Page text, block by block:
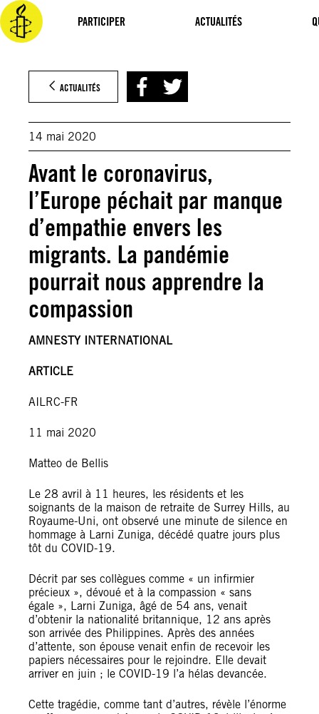
PARTICIPER ACTUALITÉS
Aller
au
contenu
ACTUALITÉS
14 mai 2020
Avant le coronavirus,
l’Europe péchait par manque
d’empathie envers les
migrants. La pandémie
pourrait nous apprendre la
compassion
AMNESTY INTERNATIONAL
ARTICLE
AILRC-FR
11 mai 2020
Matteo de Bellis
Le 28 avril à 11 heures, les résidents et les
soignants de la maison de retraite de Surrey Hills, au
Royaume-Uni, ont observé une minute de silence en
hommage à Larni Zuniga, décédé quatre jours plus
tôt du COVID-19.
Décrit par ses collègues comme « un infirmier
précieux », dévoué et à la compassion « sans
égale », Larni Zuniga, âgé de 54 ans, venait
d’obtenir la nationalité britannique, 12 ans après
son arrivée des Philippines. Après des années
d’attente, son épouse venait enfin de recevoir les
papiers nécessaires pour le rejoindre. Elle devait
arriver en juin ; le COVID-19 l’a hélas devancée.
Cette tragédie, comme tant d’autres, révèle l’énorme